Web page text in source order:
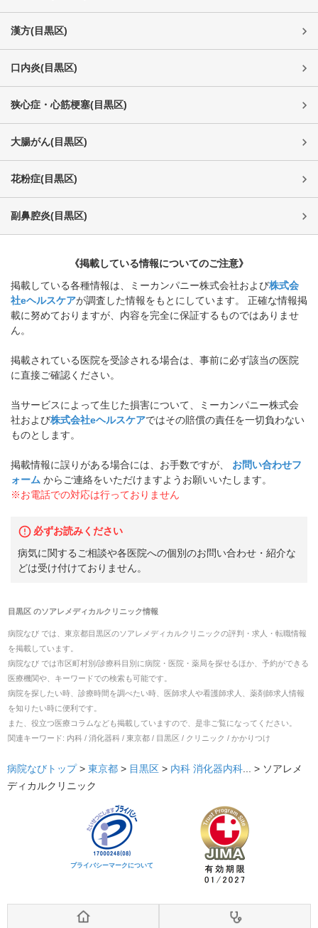
漢方(目黒区)
口内炎(目黒区)
狭心症・心筋梗塞(目黒区)
大腸がん(目黒区)
花粉症(目黒区)
副鼻腔炎(目黒区)
《掲載している情報についてのご注意》
掲載している各種情報は、ミーカンパニー株式会社および株式会
社eヘルスケアが調査した情報をもとにしています。 正確な情報掲
載に努めておりますが、内容を完全に保証するものではありませ
ん。
掲載されている医院を受診される場合は、事前に必ず該当の医院
に直接ご確認ください。
当サービスによって生じた損害について、ミーカンパニー株式会
社および株式会社eヘルスケアではその賠償の責任を一切負わない
ものとします。
掲載情報に誤りがある場合には、お手数ですが、
お問い合わせフ
ォーム からご連絡をいただけますようお願いいたします。
※お電話での対応は行っておりません
必ずお読みください
病気に関するご相談や各医院への個別のお問い合わせ・紹介な
どは受け付けておりません。
目黒区のソアレメディカルクリニック情報
病院なび では、 東京都目黒区のソアレメディカルクリニックの評判・求人・転職情報
を掲載しています。
病院なび では市区町村別/診療科目別に病院・医院・薬局を探せるほか、予約ができる
医療機関や、キーワードでの検索も可能です。
病院を探したい時、診療時間を調べたい時、医師求人や看護師求人、薬剤師求人情報
を知りたい時に便利です。
また、役立つ医療コラムなども掲載していますので、是非ご覧になってください。
関連キーワード: 内科 / 消化器科 / 東京都 / 目黒区 / クリニック / かかりつけ
病院なびトップ > 東京都 > 目黒区 > 内科 消化器内科... > ソアレメ
ディカルクリニック
プライバシーマークについて